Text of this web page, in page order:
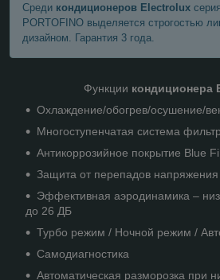
Среди кондиционеров Electrolux
PORTOFINO выделяется строгостью
дизайном. Гарантия 3 года.
Функции кондиционера
Охлаждение/обогрев/осушение/
Многоступенчатая система
Антикоррозийное покрытие Blue
Защита от перепадов напряжения
Эффективная аэродинамика –
до 26 ДБ
Турбо режим / Ночной режим /
Самодиагностика
Автоматическая разморозка при